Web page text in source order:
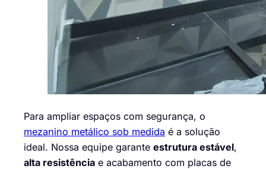
Para ampliar espaços com segurança, o
mezanino metálico sob medida é a solução
ideal. Nossa equipe garante estrutura estável,
alta resistência e acabamento com placas de